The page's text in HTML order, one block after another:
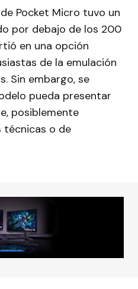
Pocket Micro tuvo un
por debajo de los 200
en una opción
de la emulación
Sin embargo, se
pueda presentar
posiblemente
técnicas o de